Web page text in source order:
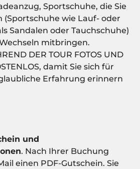
Sportschuhe, die Sie
(Sportschuhe wie Lauf- oder
Sandalen oder Tauchschuhe)
mitbringen.
DER TOUR FOTOS UND
damit Sie sich für
Erfahrung erinnern
und
. Nach Ihrer Buchung
einen PDF-Gutschein. Sie